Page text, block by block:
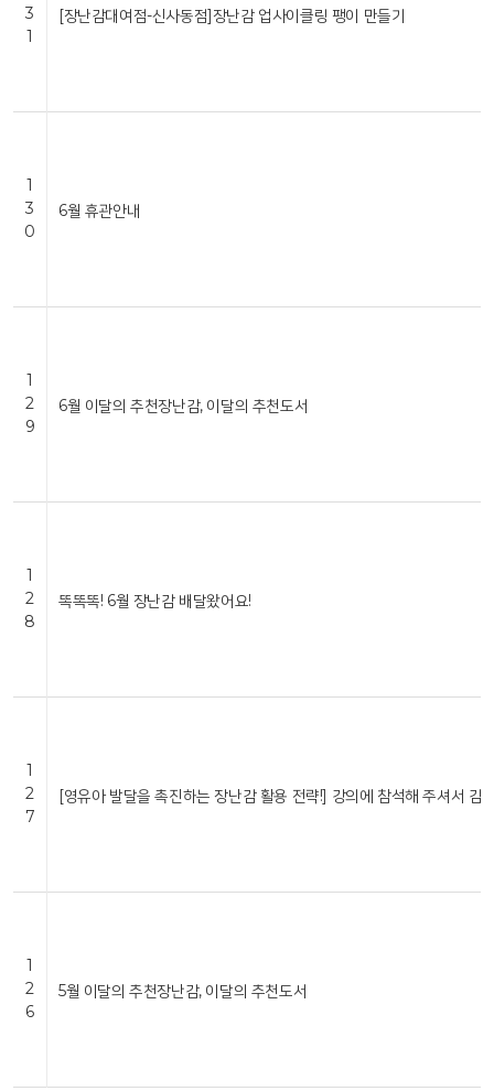
3
1
[장난감대여점-신사동점]장난감 업사이클링 팽이 만들기
1
3
0
6월 휴관안내
1
2
9
6월 이달의 추천장난감, 이달의 추천도서
1
2
8
똑똑똑! 6월 장난감 배달왔어요!
1
2
7
[영유아 발달을 촉진하는 장난감 활용 전략!] 강의에 참석해 주셔서 감
1
2
6
5월 이달의 추천장난감, 이달의 추천도서